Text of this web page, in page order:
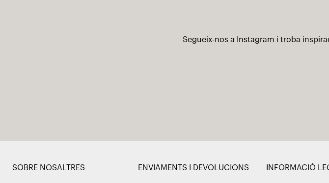
Segueix-nos a Instagram i troba
SOBRE NOSALTRES ENVIAMENTS I DEVOLUCIONS INFORMACIÓ